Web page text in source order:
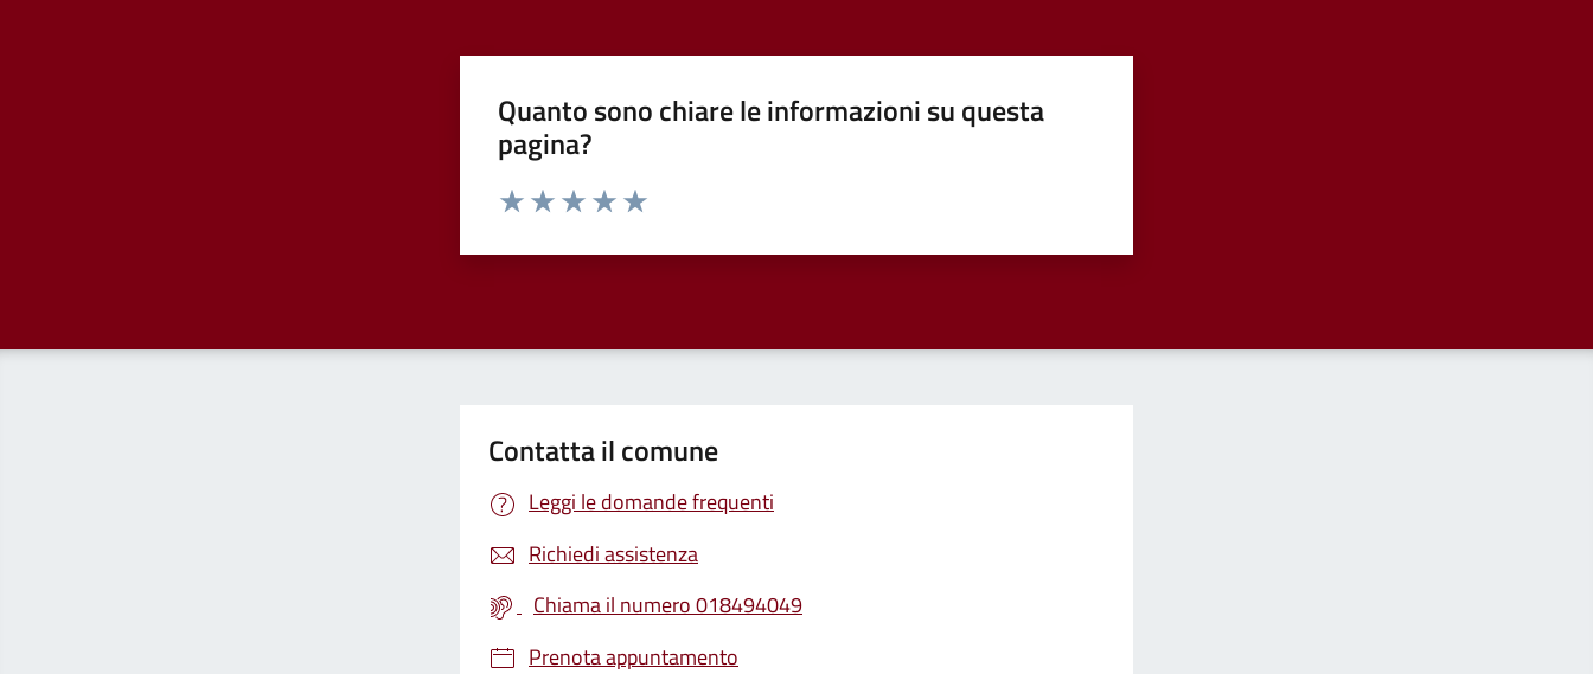
Quanto sono chiare le informazioni su questa
pagina?
Valuta da 1 a 5 stelle la pagina
Contatta il comune
Leggi le domande frequenti
Richiedi assistenza
Chiama il numero 018494049
Prenota appuntamento